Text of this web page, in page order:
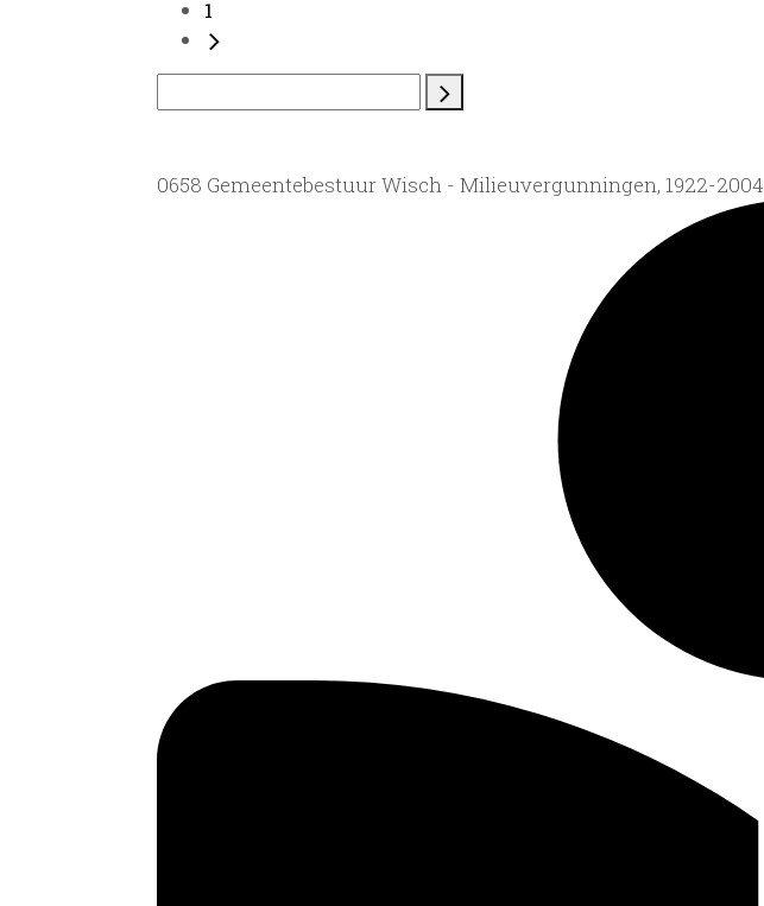
1
0658 Gemeentebestuur Wisch - Milieuvergunningen, 1922-2004